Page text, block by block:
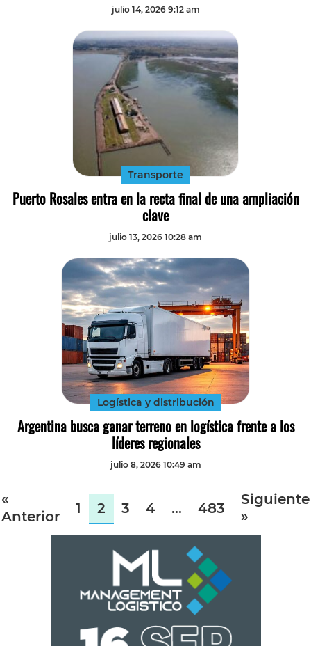
julio 14, 2026 9:12 am
Transporte
Puerto Rosales entra en la recta final de una ampliación
clave
julio 13, 2026 10:28 am
Logística y distribución
Argentina busca ganar terreno en logística frente a los
líderes regionales
julio 8, 2026 10:49 am
«
Anterior
1 2 3 4 … 483
Siguiente
»